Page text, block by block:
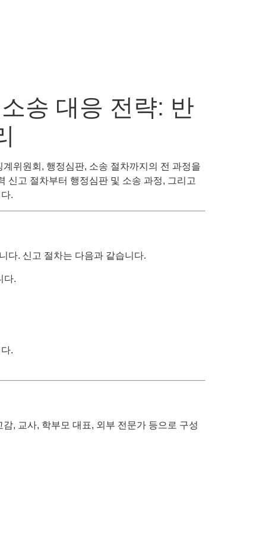
송 대응 전략: 반
위원회, 행정심판, 소송 절차까지의 전 과정을
신고 절차부터 행정심판 및 소송 과정, 그리고
.
다. 신고 절차는 다음과 같습니다.
다.
.
, 교사, 학부모 대표, 외부 전문가 등으로 구성